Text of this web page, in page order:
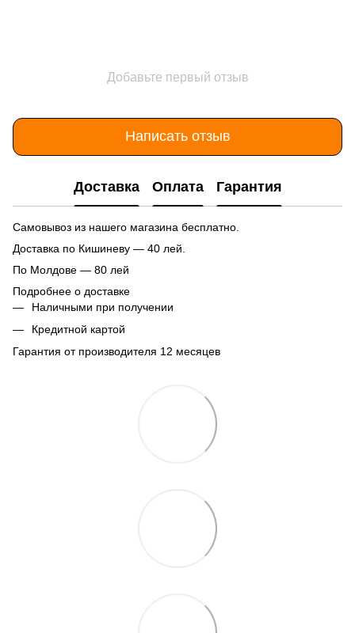
Добавьте первый отзыв
Написать отзыв
Доставка Оплата Гарантия
Самовывоз из нашего магазина бесплатно.
Доставка по Кишиневу — 40 лей.
По Молдове — 80 лей
Подробнее о доставке
Наличными при получении
Кредитной картой
Гарантия от производителя 12 месяцев